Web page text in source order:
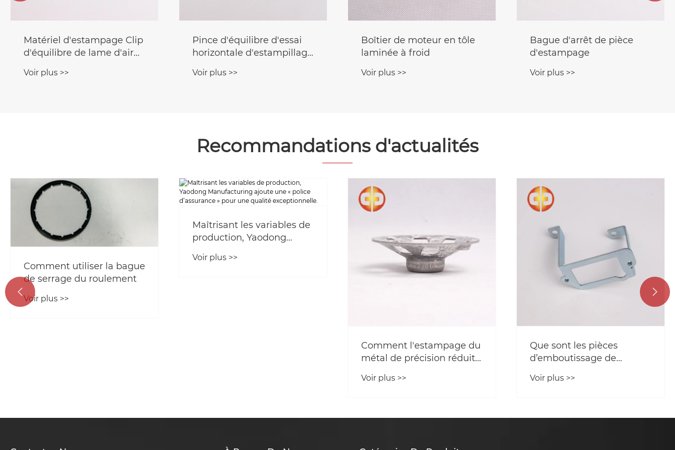
Matériel d'estampage Clip
d'équilibre de lame d'air
Voir plus >>
Pince d'équilibre d'essai
horizontale d'estampillage
Voir plus >>
Boîtier de moteur en tôle
laminée à froid
Voir plus >>
Bague d'arrêt de pièce
d'estampage
Voir plus >>
Recommandations d'actualités
Comment utiliser la bague
de serrage du roulement
Voir plus >>
Maîtrisant les variables de
production, Yaodong
« police d’assurance » pour
Voir plus >>
Comment l'estampage du
métal de précision réduit-
des moteurs à grande
Voir plus >>
Que sont les pièces
d’emboutissage de
matériaux courants ?
Voir plus >>
 